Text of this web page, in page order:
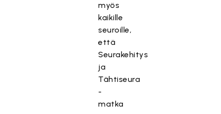
myös
kaikille
seuroille,
että
Seurakehitys
ja
Tähtiseura
-
matka